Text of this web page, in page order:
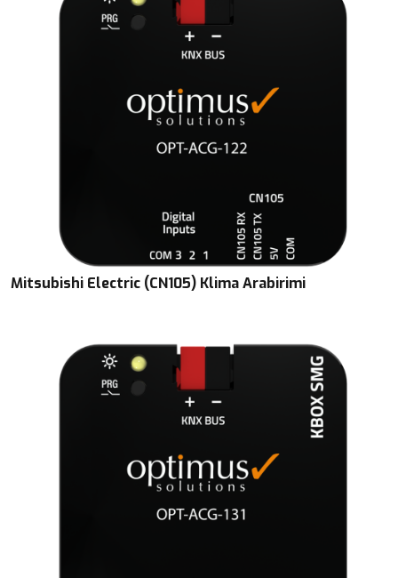
Mitsubishi Electric (CN105) Klima Arabirimi